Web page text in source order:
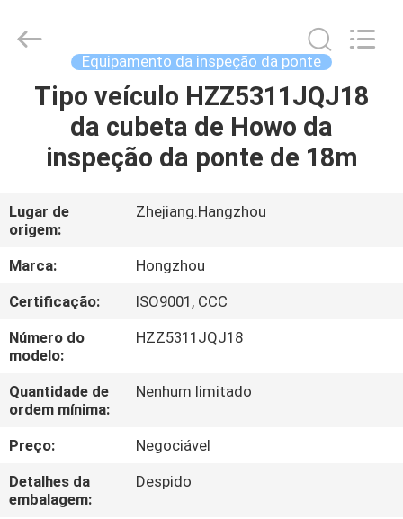
CASA
PRODUTOS
SOBRE
NÓS
EXCURSÃO
DA
FÁBRICA
CONTROLE
DA
QUALIDADE
SPECIAL
PURPOSE
Equipamento da inspeção da ponte
Tipo veículo HZZ5311JQJ18
da cubeta de Howo da
inspeção da ponte de 18m
Lugar de
origem:
Zhejiang.Hangzhou
Marca:
Hongzhou
Certificação:
ISO9001, CCC
Número do
modelo:
HZZ5311JQJ18
Quantidade de
ordem mínima:
Nenhum limitado
Preço:
Negociável
Detalhes da
embalagem:
Despido